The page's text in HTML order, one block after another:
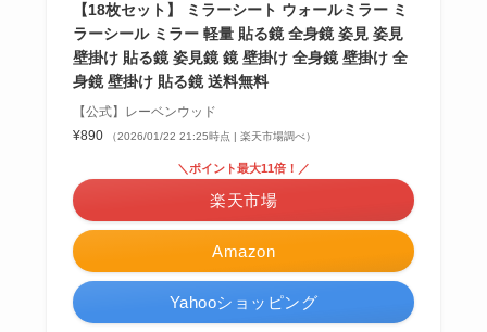
【18枚セット】 ミラーシート ウォールミラー ミ
ラーシール ミラー 軽量 貼る鏡 全身鏡 姿見 姿見
壁掛け 貼る鏡 姿見鏡 鏡 壁掛け 全身鏡 壁掛け 全
身鏡 壁掛け 貼る鏡 送料無料
【公式】レーベンウッド
¥890
（2026/01/22 21:25時点 | 楽天市場調べ）
Amazon
＼ポイント最大11倍！／
楽天市場
Yahooショッピング